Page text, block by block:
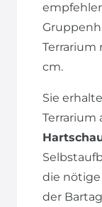
Terrarium
cm.
Sie
Terrarium
die nötige
der